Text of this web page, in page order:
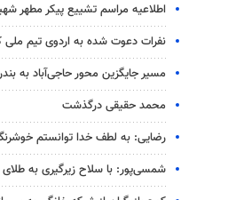
اطلاعیه مراسم تشییع پیکر مطهر
نفرات دعوت شده به اردوی تیم
مسیر جایگزین محور حاجی‌آباد به
محمد حقیقی درگذشت
رضایی: به لطف خدا توانستم
شمسی‌پور: با سلاح زیرگیری به